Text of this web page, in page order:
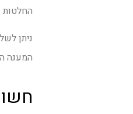
החלטות
ניתן
המענה